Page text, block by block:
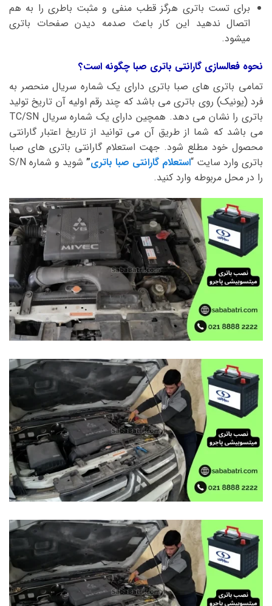
برای تست باتری هرگز قطب منفی و مثبت باطری را به هم
اتصال ندهید این کار باعث صدمه دیدن صفحات باتری
میشود.
نحوه فعالسازی گارانتی باتری صبا چگونه است؟
تمامی باتری های صبا باتری دارای یک شماره سریال منحصر به
فرد (یونیک) روی باتری می باشد که چند رقم اولیه آن تاریخ تولید
باتری را نشان می دهد. همچین دارای یک شماره سریال TC/SN
می باشد که شما از طریق آن می توانید از تاریخ اعتبار گارانتی
محصول خود مطلع شود. جهت استعلام گارانتی باتری های صبا
باتری وارد سایت “استعلام گارانتی صبا باتری”
شوید و شماره S/N
را در محل مربوطه وارد کنید.